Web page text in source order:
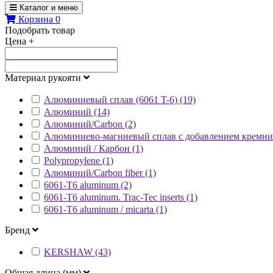
Каталог и меню
Корзина 0
Подобрать товар
Цена +
Материал рукояти
Алюминиевый сплав (6061 T-6) (19)
Алюминий (14)
Алюминий/Carbon (2)
Алюминиево-магниевый сплав с добавлением
Алюминий / Карбон (1)
Polypropylene (1)
Алюминий/Carbon fiber (1)
6061-T6 aluminum (2)
6061-T6 aluminum. Trac-Tec inserts (1)
6061-T6 aluminum / micarta (1)
Бренд
KERSHAW (43)